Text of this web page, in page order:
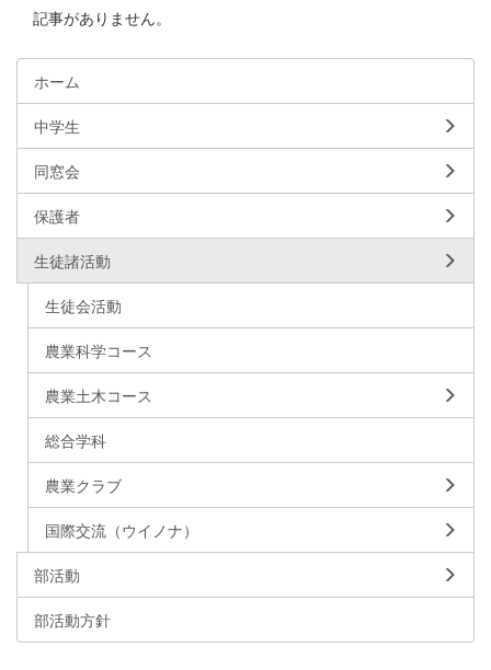
記事がありません。
ホーム
中学生
同窓会
保護者
生徒諸活動
生徒会活動
農業科学コース
農業土木コース
総合学科
農業クラブ
国際交流（ウイノナ）
部活動
部活動方針